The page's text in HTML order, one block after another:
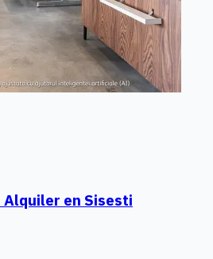
Alquiler en Sisesti